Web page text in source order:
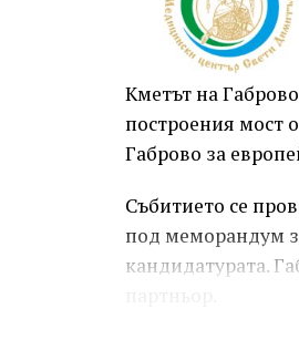
Кметът на
построения мост
Габрово за
Събитието се
под меморандум
кандидатурата.